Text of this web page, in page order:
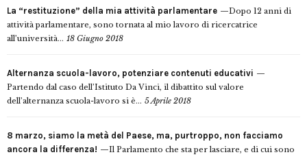
La “restituzione” della mia attività parlamentare
Dopo 12 anni di
attività parlamentare, sono tornata al mio lavoro di ricercatrice
all’università... 18 Giugno 2018
Alternanza scuola-lavoro, potenziare contenuti educativi
Partendo dal caso dell’Istituto Da Vinci, il dibattito sul valore
dell’alternanza scuola-lavoro si è... 5 Aprile 2018
8 marzo, siamo la metà del Paese, ma, purtroppo, non facciamo
ancora la differenza!
Il Parlamento che sta per lasciare, e di cui sono